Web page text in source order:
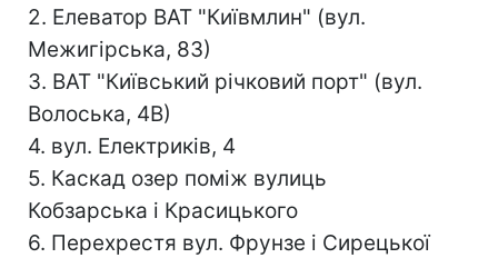
2. Елеватор ВАТ "Київмлин" (вул.
Межигірська, 83)
3. ВАТ "Київський річковий порт" (вул.
Волоська, 4В)
4. вул. Електриків, 4
5. Каскад озер поміж вулиць
Кобзарська і Красицького
6. Перехрестя вул. Фрунзе і Сирецької